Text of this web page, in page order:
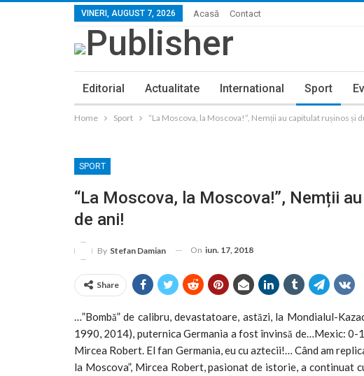
VINERI, AUGUST 7, 2026 Acasă Contact
Editorial Actualitate International Sport
Home Sport “La Moscova, la Moscova!”, Nemții au capitulat rușinos și
SPORT
“La Moscova, la Moscova!”, Nemții
de ani!
By Stefan Damian On iun. 17, 2018
Share
…”Bombă” de calibru, devastatoare, astăzi, la Mondialul-
1990, 2014), puternica Germania a fost învinsă de…Mexic: 0-
Mircea Robert. El fan Germania, eu cu aztecii!… Când am
la Moscova”, Mircea Robert, pasionat de istorie, a continuat